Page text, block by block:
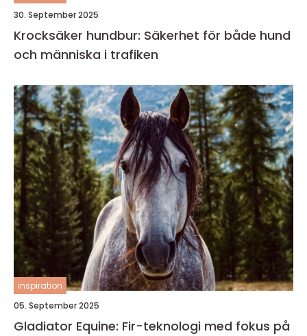
30. September 2025
Krocksäker hundbur: Säkerhet för både hund
och människa i trafiken
inspiration
05. September 2025
Gladiator Equine: Fir-teknologi med fokus på